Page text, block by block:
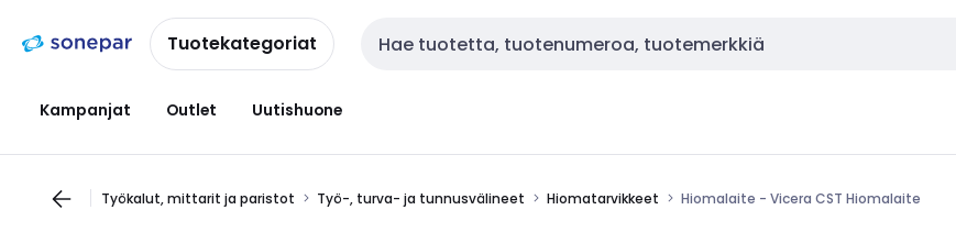
navigointiinsisältöönTuotekategoriat Haku
Kampanjat Outlet Uutishuone
Työkalut, mittarit ja paristot Työ-, turva- ja tunnusvälineet Hiomatarvikkeet Hiomalaite - Vicera CST Hiomalaite